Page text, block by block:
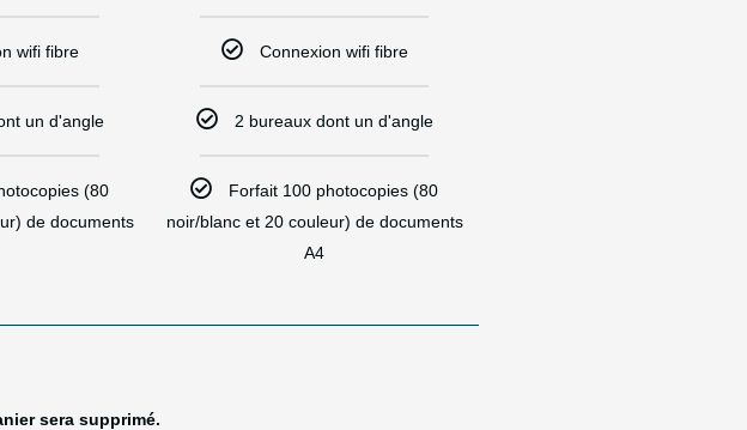
wifi fibre
un d'angle
(80
de documents
Connexion wifi fibre
2 bureaux dont un d'angle
Forfait 100 photocopies (80
noir/blanc et 20 couleur) de documents
A4​
sera supprimé.